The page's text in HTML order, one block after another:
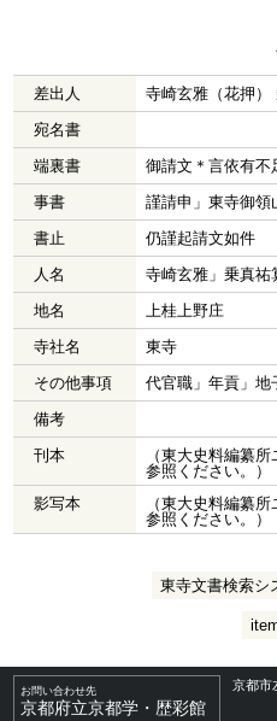
差出人
寺崎玄雅（花押）
宛名書
端裏書
御請文＊言依有不
事書
謹請申」東寺御領
書止
仍謹起請文如件
人名
寺崎玄雅」乗真祐
地名
上桂上野庄
寺社名
東寺
その他事項
代官職」年貢」地
備考
刊本
（東大史料編纂
参照ください。）
影写本
（東大史料編纂
参照ください。）
東寺文書検索シ
お問い合わせ先
京都府立京都学・歴彩館
京都市